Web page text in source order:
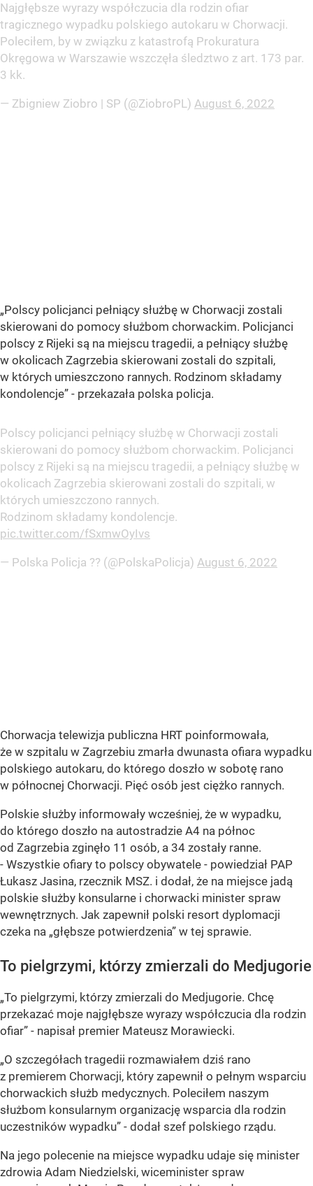
Najgłębsze wyrazy współczucia dla rodzin ofiar
tragicznego wypadku polskiego autokaru w Chorwacji.
Poleciłem, by w związku z katastrofą Prokuratura
Okręgowa w Warszawie wszczęła śledztwo z art. 173 par.
3 kk.
— Zbigniew Ziobro | SP (@ZiobroPL) August 6, 2022
„Polscy policjanci pełniący służbę w Chorwacji zostali
skierowani do pomocy służbom chorwackim. Policjanci
polscy z Rijeki są na miejscu tragedii, a pełniący służbę
w okolicach Zagrzebia skierowani zostali do szpitali,
w których umieszczono rannych. Rodzinom składamy
kondolencje” - przekazała polska policja.
Polscy policjanci pełniący służbę w Chorwacji zostali
skierowani do pomocy służbom chorwackim. Policjanci
polscy z Rijeki są na miejscu tragedii, a pełniący służbę w
okolicach Zagrzebia skierowani zostali do szpitali, w
których umieszczono rannych.
Rodzinom składamy kondolencje.
pic.twitter.com/fSxmwOyIvs
— Polska Policja ?? (@PolskaPolicja) August 6, 2022
Chorwacja telewizja publiczna HRT poinformowała,
że w szpitalu w Zagrzebiu zmarła dwunasta ofiara wypadku
polskiego autokaru, do którego doszło w sobotę rano
w północnej Chorwacji. Pięć osób jest ciężko rannych.
Polskie służby informowały wcześniej, że w wypadku,
do którego doszło na autostradzie A4 na północ
od Zagrzebia zginęło 11 osób, a 34 zostały ranne.
- Wszystkie ofiary to polscy obywatele - powiedział PAP
Łukasz Jasina, rzecznik MSZ. i dodał, że na miejsce jadą
polskie służby konsularne i chorwacki minister spraw
wewnętrznych. Jak zapewnił polski resort dyplomacji
czeka na „głębsze potwierdzenia” w tej sprawie.
To pielgrzymi, którzy zmierzali do Medjugorie
„To pielgrzymi, którzy zmierzali do Medjugorie. Chcę
przekazać moje najgłębsze wyrazy współczucia dla rodzin
ofiar” - napisał premier Mateusz Morawiecki.
„O szczegółach tragedii rozmawiałem dziś rano
z premierem Chorwacji, który zapewnił o pełnym wsparciu
chorwackich służb medycznych. Poleciłem naszym
służbom konsularnym organizację wsparcia dla rodzin
uczestników wypadku” - dodał szef polskiego rządu.
Na jego polecenie na miejsce wypadku udaje się minister
zdrowia Adam Niedzielski, wiceminister spraw